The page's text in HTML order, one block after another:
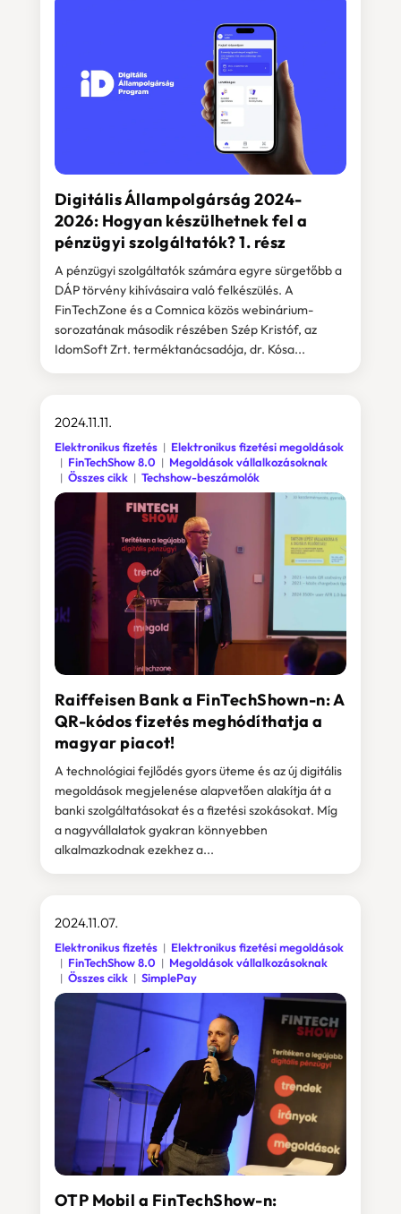
Digitális Állampolgárság 2024-
2026: Hogyan készülhetnek fel a
pénzügyi szolgáltatók? 1. rész
A pénzügyi szolgáltatók számára egyre sürgetőbb a
DÁP törvény kihívásaira való felkészülés. A
FinTechZone és a Comnica közös webinárium-
sorozatának második részében Szép Kristóf, az
IdomSoft Zrt. terméktanácsadója, dr. Kósa...
Raiffeisen Bank a FinTechShown-n: A
QR-kódos fizetés meghódíthatja a
magyar piacot!
2024.11.11.
Elektronikus fizetés
Elektronikus fizetési megoldások
FinTechShow 8.0
Megoldások vállalkozásoknak
Összes cikk
Techshow-beszámolók
A technológiai fejlődés gyors üteme és az új digitális
megoldások megjelenése alapvetően alakítja át a
banki szolgáltatásokat és a fizetési szokásokat. Míg
a nagyvállalatok gyakran könnyebben
alkalmazkodnak ezekhez a...
OTP Mobil a FinTechShow-n:
2024.11.07.
Elektronikus fizetés
Elektronikus fizetési megoldások
FinTechShow 8.0
Megoldások vállalkozásoknak
Összes cikk
SimplePay